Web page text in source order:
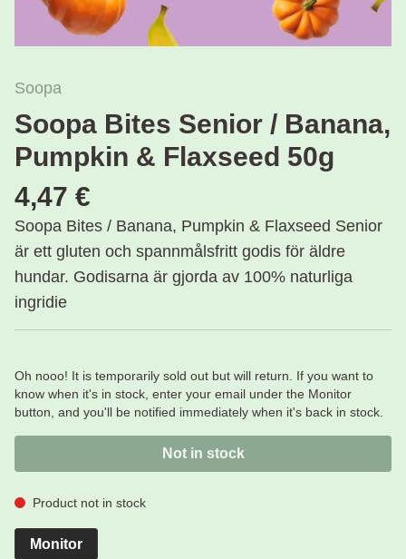
Soopa
Soopa Bites Senior / Banana,
Pumpkin & Flaxseed 50g
4,47 €
Soopa Bites / Banana, Pumpkin & Flaxseed Senior
är ett gluten och spannmålsfritt godis för äldre
hundar. Godisarna är gjorda av 100% naturliga
ingridie
Oh nooo! It is temporarily sold out but will return. If you want to
know when it's in stock, enter your email under the Monitor
button, and you'll be notified immediately when it's back in stock.
Not in stock
Product not in stock
Monitor